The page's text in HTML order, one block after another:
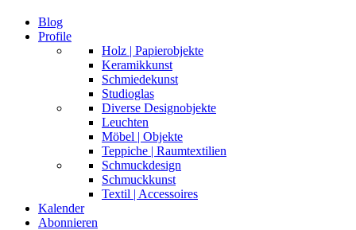
Blog
Profile
Holz | Papierobjekte
Keramikkunst
Schmiedekunst
Studioglas
Diverse Designobjekte
Leuchten
Möbel | Objekte
Teppiche | Raumtextilien
Schmuckdesign
Schmuckkunst
Textil | Accessoires
Kalender
Abonnieren